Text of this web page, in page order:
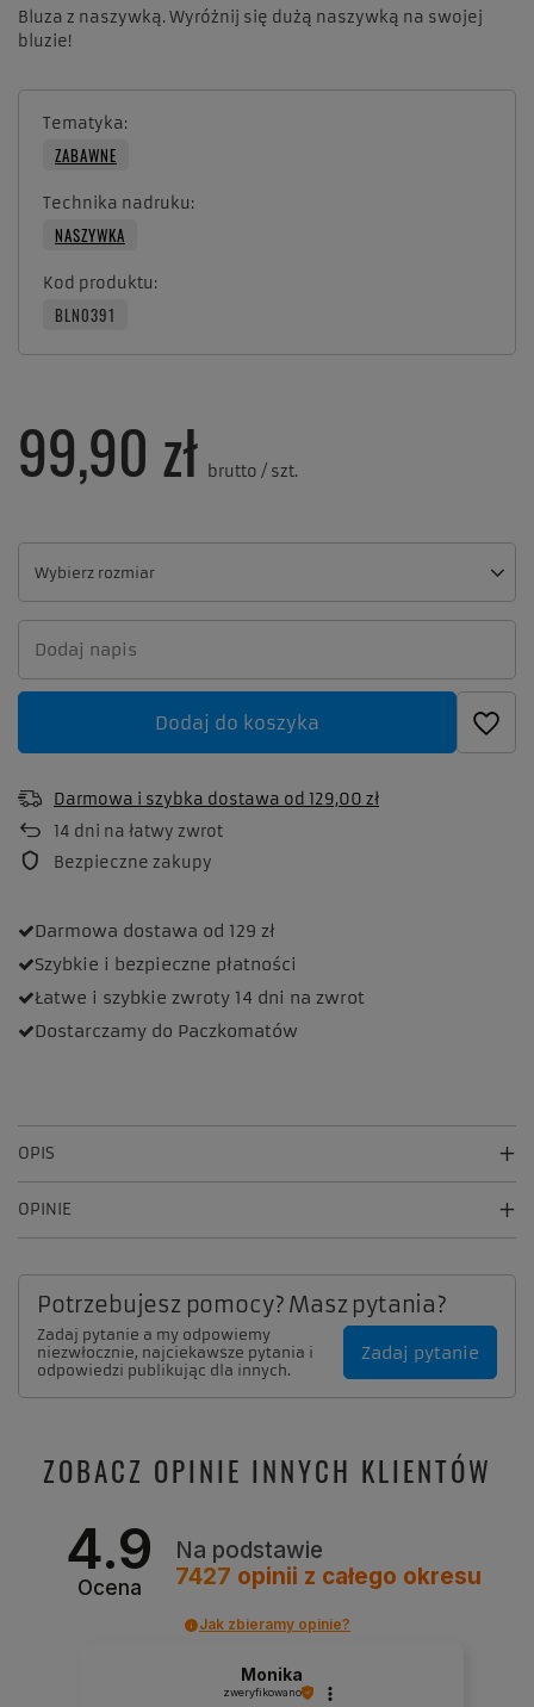
Bluza z naszywką. Wyróżnij się dużą naszywką na swojej
bluzie!
Tematyka
ZABAWNE
Technika nadruku
NASZYWKA
Kod produktu
BLN0391
Wybierz rozmiar
Wybierz rozmiar
99,90 zł brutto / szt.
Dodaj do koszyka
Darmowa i szybka dostawa od 129,00 zł
14 dni na łatwy zwrot
Bezpieczne zakupy
Darmowa dostawa od 129 zł
Szybkie i bezpieczne płatności
Łatwe i szybkie zwroty 14 dni na zwrot
Dostarczamy do Paczkomatów
OPIS
OPINIE
Potrzebujesz pomocy? Masz pytania?
Zadaj pytanie a my odpowiemy
niezwłocznie, najciekawsze pytania i
odpowiedzi publikując dla innych.
Zadaj pytanie
ZOBACZ OPINIE INNYCH KLIENTÓW
4.9
Ocena
Na podstawie
7427 opinii z całego okresu
Jak zbieramy opinie?
Monika
zweryfikowano